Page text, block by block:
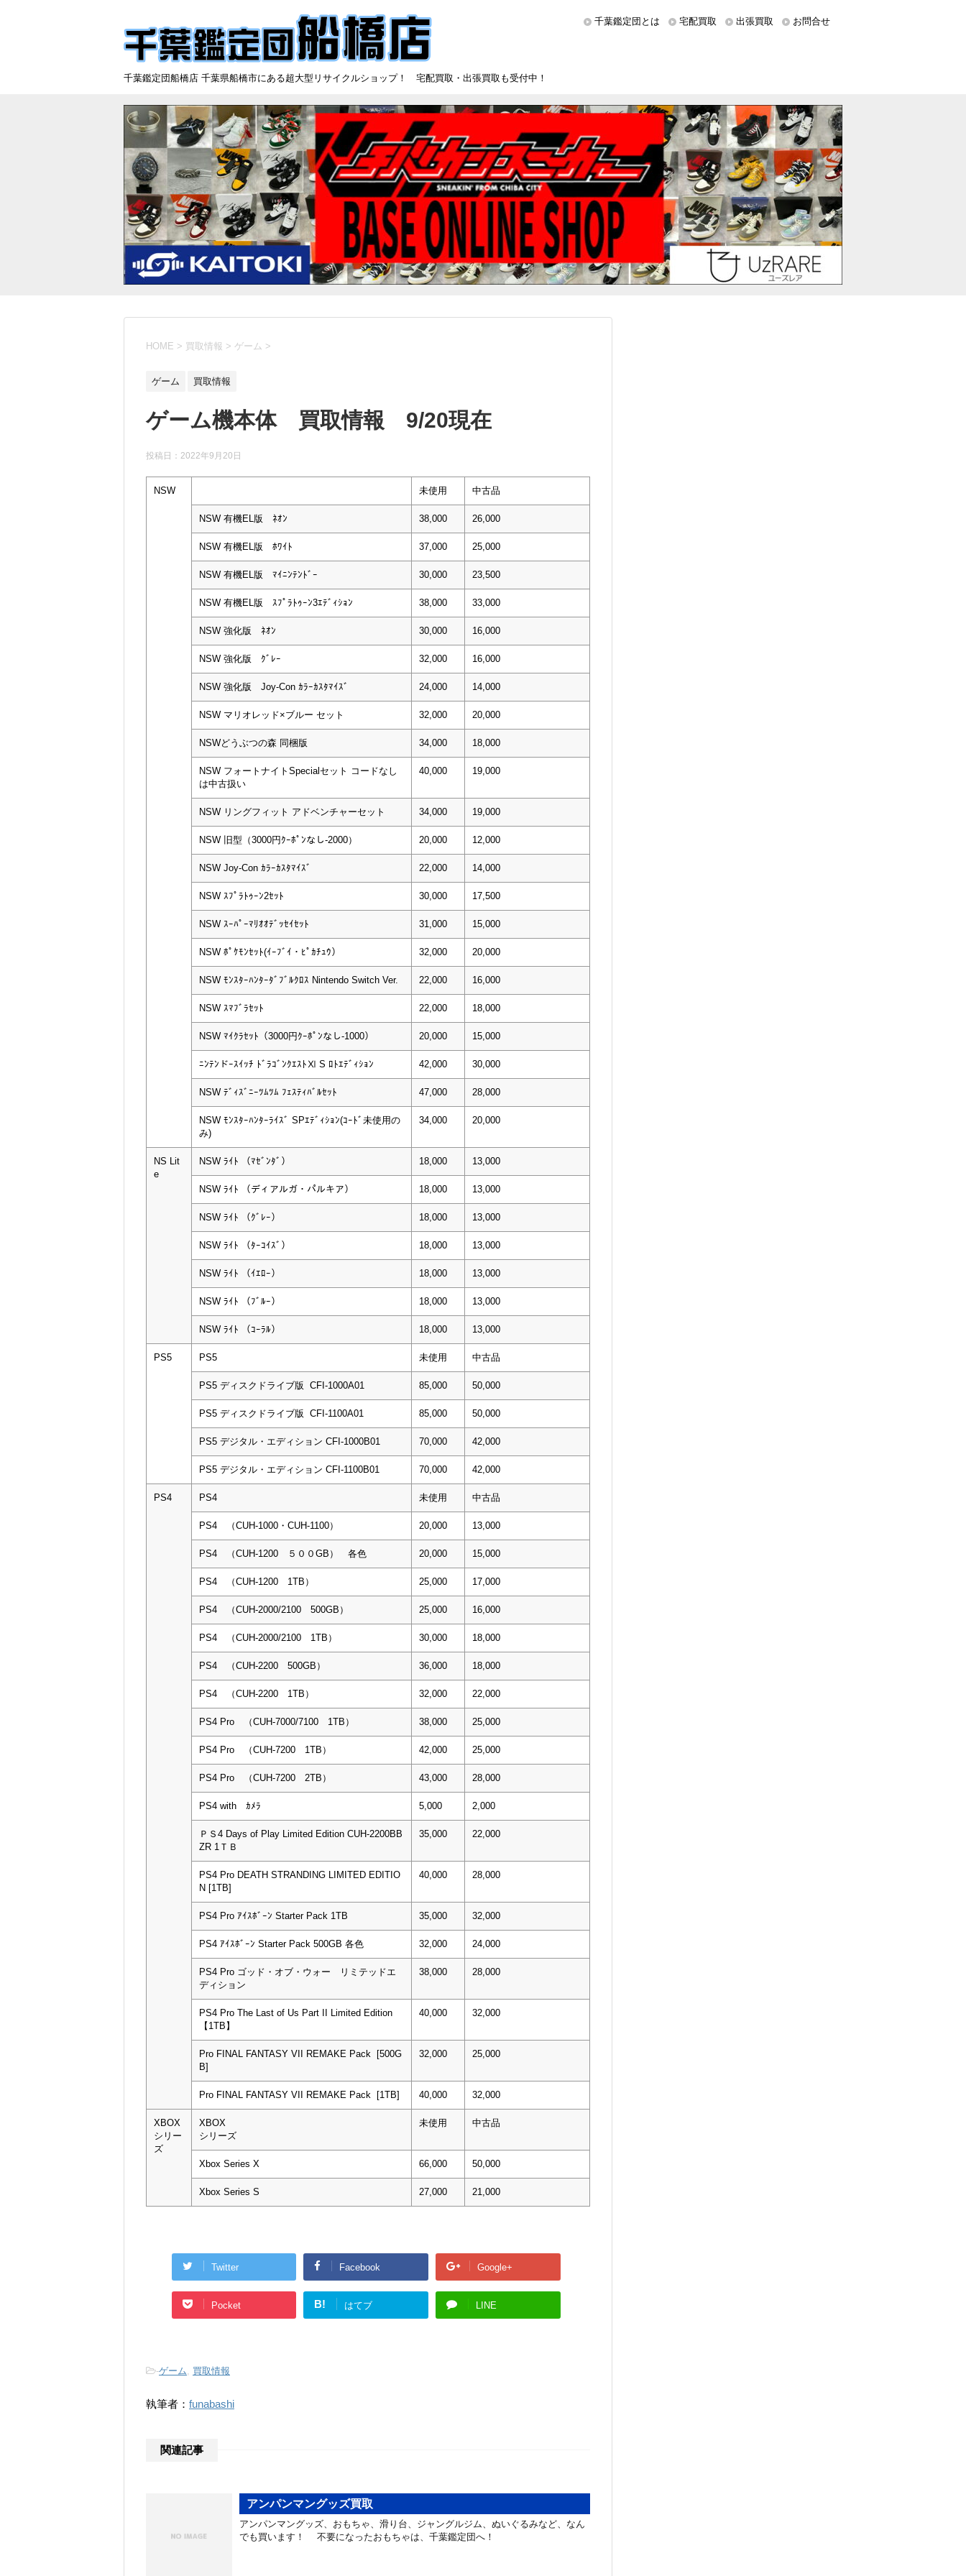
千葉鑑定団船橋店 千葉県船橋市にある超大型リサイクルショップ！ 宅配買取・出張買取も受付中！
千葉鑑定団とは 宅配買取 出張買取 お問合せ
HOME > 買取情報 > ゲーム >
ゲーム 買取情報
ゲーム機本体 買取情報 9/20現在
投稿日： 2022年9月20日
NSW 未使用 中古品
NSW 有機EL版 ﾈｵﾝ 38,000 26,000
NSW 有機EL版 ﾎﾜｲﾄ 37,000 25,000
NSW 有機EL版 ﾏｲﾆﾝﾃﾝﾄﾞｰ 30,000 23,500
NSW 有機EL版 ｽﾌﾟﾗﾄｩｰﾝ3ｴﾃﾞｨｼｮﾝ 38,000 33,000
NSW 強化版 ﾈｵﾝ 30,000 16,000
NSW 強化版 ｸﾞﾚｰ 32,000 16,000
NSW 強化版 Joy-Con ｶﾗｰｶｽﾀﾏｲｽﾞ 24,000 14,000
NSW マリオレッド×ブルー セット 32,000 20,000
NSWどうぶつの森 同梱版 34,000 18,000
NSW フォートナイトSpecialセット コードなし
は中古扱い
40,000 19,000
NSW リングフィット アドベンチャーセット 34,000 19,000
NSW 旧型（3000円ｸｰﾎﾟﾝなし-2000） 20,000 12,000
NSW Joy-Con ｶﾗｰｶｽﾀﾏｲｽﾞ 22,000 14,000
NSW ｽﾌﾟﾗﾄｩｰﾝ2ｾｯﾄ 30,000 17,500
NSW ｽｰﾊﾟｰﾏﾘｵｵﾃﾞｯｾｲｾｯﾄ 31,000 15,000
NSW ﾎﾟｹﾓﾝｾｯﾄ(ｲｰﾌﾞｲ・ﾋﾟｶﾁｭｳ） 32,000 20,000
NSW ﾓﾝｽﾀｰﾊﾝﾀｰﾀﾞﾌﾞﾙｸﾛｽ Nintendo Switch Ver. 22,000 16,000
NSW ｽﾏﾌﾞﾗｾｯﾄ 22,000 18,000
NSW ﾏｲｸﾗｾｯﾄ（3000円ｸｰﾎﾟﾝなし-1000） 20,000 15,000
ﾆﾝﾃﾝドｰｽｲｯﾁ ﾄﾞﾗｺﾞﾝｸｴｽﾄⅪ S ﾛﾄｴﾃﾞｨｼｮﾝ 42,000 30,000
NSW ﾃﾞｨｽﾞﾆｰﾂﾑﾂﾑ ﾌｪｽﾃｨﾊﾞﾙｾｯﾄ 47,000 28,000
NSW ﾓﾝｽﾀｰﾊﾝﾀｰﾗｲｽﾞ SPｴﾃﾞｨｼｮﾝ(ｺｰﾄﾞ未使用の
み)
34,000 20,000
NS Lit
e
NSW ﾗｲﾄ （ﾏｾﾞﾝﾀﾞ） 18,000 13,000
NSW ﾗｲﾄ （ディアルガ・パルキア） 18,000 13,000
NSW ﾗｲﾄ （ｸﾞﾚｰ） 18,000 13,000
NSW ﾗｲﾄ （ﾀｰｺｲｽﾞ） 18,000 13,000
NSW ﾗｲﾄ （ｲｴﾛｰ） 18,000 13,000
NSW ﾗｲﾄ （ﾌﾞﾙｰ） 18,000 13,000
NSW ﾗｲﾄ （ｺｰﾗﾙ） 18,000 13,000
PS5 PS5 未使用 中古品
PS5 ディスクドライブ版 CFI-1000A01 85,000 50,000
PS5 ディスクドライブ版 CFI-1100A01 85,000 50,000
PS5 デジタル・エディション CFI-1000B01 70,000 42,000
PS5 デジタル・エディション CFI-1100B01 70,000 42,000
PS4 PS4 未使用 中古品
PS4 （CUH-1000・CUH-1100） 20,000 13,000
PS4 （CUH-1200 ５００GB） 各色 20,000 15,000
PS4 （CUH-1200 1TB） 25,000 17,000
PS4 （CUH-2000/2100 500GB） 25,000 16,000
PS4 （CUH-2000/2100 1TB） 30,000 18,000
PS4 （CUH-2200 500GB） 36,000 18,000
PS4 （CUH-2200 1TB） 32,000 22,000
PS4 Pro （CUH-7000/7100 1TB） 38,000 25,000
PS4 Pro （CUH-7200 1TB） 42,000 25,000
PS4 Pro （CUH-7200 2TB） 43,000 28,000
PS4 with ｶﾒﾗ 5,000 2,000
ＰＳ4 Days of Play Limited Edition CUH-2200BB
ZR 1ＴＢ
35,000 22,000
PS4 Pro DEATH STRANDING LIMITED EDITIO
N [1TB]
40,000 28,000
PS4 Pro ｱｲｽﾎﾞｰﾝ Starter Pack 1TB 35,000 32,000
PS4 ｱｲｽﾎﾞｰﾝ Starter Pack 500GB 各色 32,000 24,000
PS4 Pro ゴッド・オブ・ウォー リミテッドエ
ディション
38,000 28,000
PS4 Pro The Last of Us Part II Limited Edition
【1TB】
40,000 32,000
Pro FINAL FANTASY VII REMAKE Pack [500G
B]
32,000 25,000
Pro FINAL FANTASY VII REMAKE Pack [1TB] 40,000 32,000
XBOX
シリー
ズ
XBOX
シリーズ
未使用 中古品
Xbox Series X 66,000 50,000
Xbox Series S 27,000 21,000
Twitter Facebook Google+
Pocket B! はてブ LINE
-ゲーム, 買取情報
執筆者： funabashi
関連記事
アンパンマングッズ買取
アンパンマングッズ、おもちゃ、滑り台、ジャングルジム、ぬいぐるみなど、なん
でも買います！ 不要になったおもちゃは、千葉鑑定団へ！